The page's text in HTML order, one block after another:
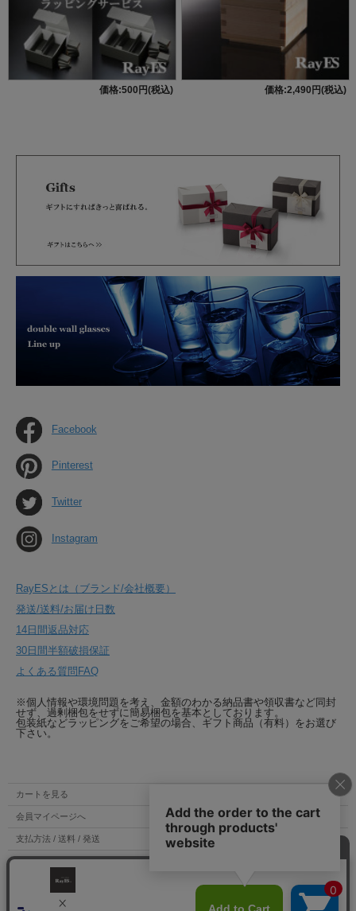
価格:500円(税込) 価格:2,490円(税込)
Facebook
Pinterest
Twitter
Instagram
RayESとは（ブランド/会社概要）
発送/送料/お届け日数
14日間返品対応
30日間半額破損保証
よくある質問FAQ
※個人情報や環境問題を考え、金額のわかる納品書や領収書など同封
せず、過剰梱包をせずに簡易梱包を基本としております。
包装紙などラッピングをご希望の場合、ギフト商品（有料）をお選び
下さい。
カートを見る
会員マイページへ
支払方法 / 送料 / 発送
特定商取引法表示
個人情報の取扱い
お問い合わせ（mail / tel）